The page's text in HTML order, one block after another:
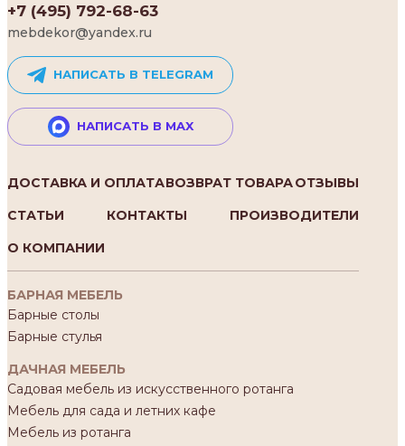
+7 (495) 792-68-63
mebdekor@yandex.ru
НАПИСАТЬ В TELEGRAM
НАПИСАТЬ В MAX
ДОСТАВКА И ОПЛАТАВОЗВРАТ ТОВАРАОТЗЫВЫ
СТАТЬИ
КОНТАКТЫ
ПРОИЗВОДИТЕЛИ
О КОМПАНИИ
БАРНАЯ МЕБЕЛЬ
Барные столы
Барные стулья
ДАЧНАЯ МЕБЕЛЬ
Садовая мебель из искусственного ротанга
Мебель для сада и летних кафе
Мебель из ротанга